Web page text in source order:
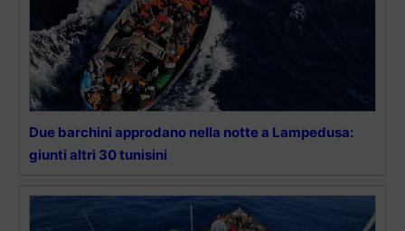
Due barchini approdano nella notte a Lampedusa:
giunti altri 30 tunisini